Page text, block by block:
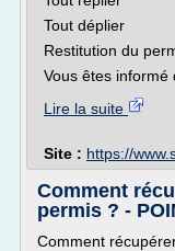
Tout déplier
Restitution du
Vous êtes informé
Lire la suite
Site : https://
Comment
permis ? -
Comment